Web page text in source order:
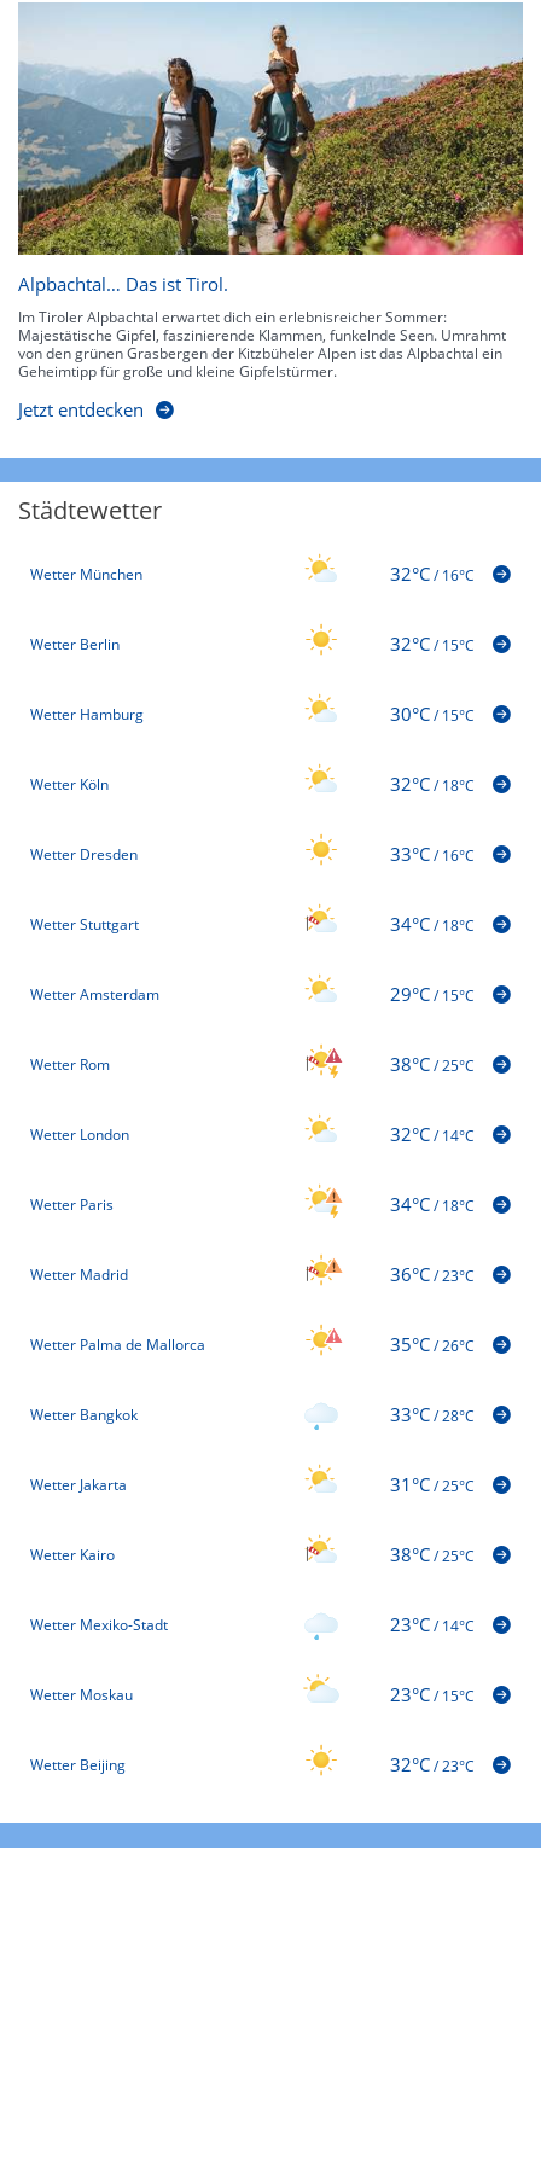
Alpbachtal… Das ist Tirol.
Im Tiroler Alpbachtal erwartet dich ein erlebnisreicher Sommer:
Majestätische Gipfel, faszinierende Klammen, funkelnde Seen. Umrahmt
von den grünen Grasbergen der Kitzbüheler Alpen ist das Alpbachtal ein
Geheimtipp für große und kleine Gipfelstürmer.
Jetzt entdecken
Städtewetter
Wetter München 32°C/16°C
Wetter Berlin 32°C/15°C
Wetter Hamburg 30°C/15°C
Wetter Köln 32°C/18°C
Wetter Dresden 33°C/16°C
Wetter Stuttgart 34°C/18°C
Wetter Amsterdam 29°C/15°C
Wetter Rom 38°C/25°C
Wetter London 32°C/14°C
Wetter Paris 34°C/18°C
Wetter Madrid 36°C/23°C
Wetter Palma de Mallorca 35°C/26°C
Wetter Bangkok 33°C/28°C
Wetter Jakarta 31°C/25°C
Wetter Kairo 38°C/25°C
Wetter Mexiko-Stadt 23°C/14°C
Wetter Moskau 23°C/15°C
Wetter Beijing 32°C/23°C